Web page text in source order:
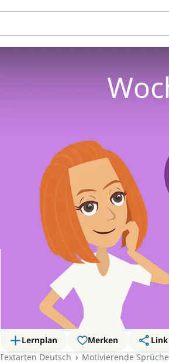
Lernplan Merken
Textarten Deutsch
Motivierende Sprüche